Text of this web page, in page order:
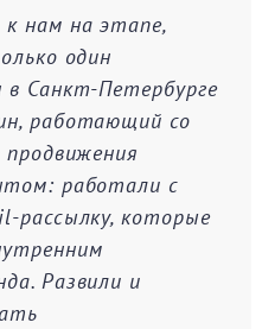
нам на этапе,
один
в Санкт-Петербурге
работающий со
работали с
рассылку, которые
Развили и